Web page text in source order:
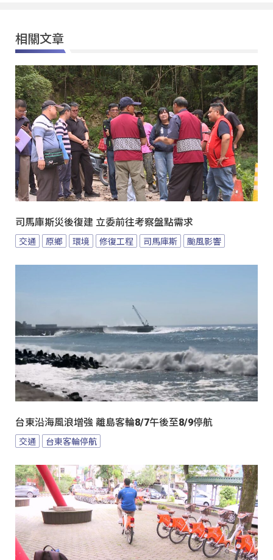
相關文章
司馬庫斯災後復建 立委前往考察盤點需求
交通 原鄉 環境 修復工程 司馬庫斯 颱風影響
台東沿海風浪增強 離島客輪8/7午後至8/9停航
交通 台東客輪停航